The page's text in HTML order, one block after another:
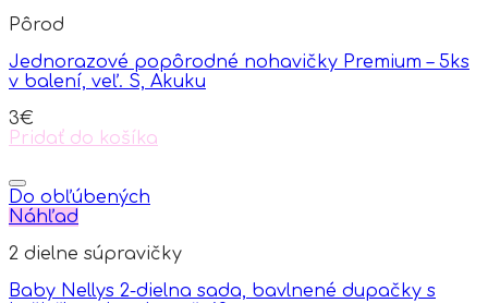
Pôrod
Jednorazové popôrodné nohavičky Premium – 5ks
v balení, veľ. S, Akuku
3€
Pridať do košíka
Do obľúbených
Náhľad
2 dielne súpravičky
Baby Nellys 2-dielna sada, bavlnené dupačky s